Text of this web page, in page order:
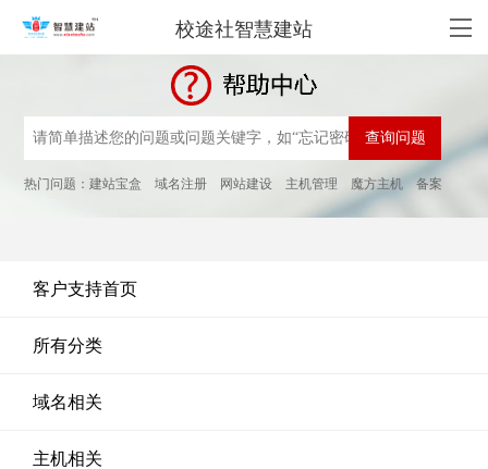
校途社智慧建站
热门问题：建站宝盒 域名注册 网站建设 主机管理 魔方主机 备案
客户支持首页
所有分类
域名相关
主机相关